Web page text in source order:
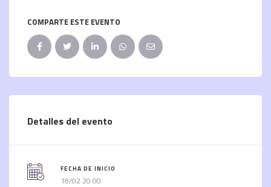
COMPARTE ESTE EVENTO
Detalles del evento
FECHA DE INICIO
18/02 20:00